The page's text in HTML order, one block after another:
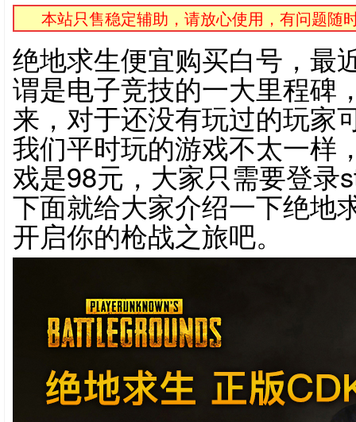
本站只售稳定辅助，请放心使用，有问题随
绝地求生便宜购买白号，最
谓是电子竞技的一大里程碑
来，对于还没有玩过的玩家
我们平时玩的游戏不太一样
戏是98元，大家只需要登录
下面就给大家介绍一下绝地
开启你的枪战之旅吧。